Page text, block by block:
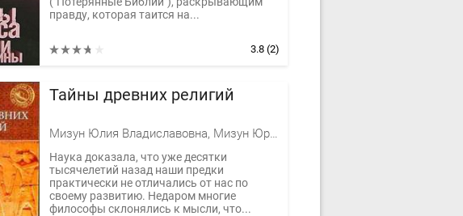
правду, которая таится на...
3.8(2)
Тайны древних религий
Мизун Юлия Владиславовна, Мизун Юрий Гаврилович
Наука доказала, что уже десятки
тысячелетий назад наши предки
практически не отличались от нас по
своему развитию. Недаром многие
философы склонялись к мысли, что...